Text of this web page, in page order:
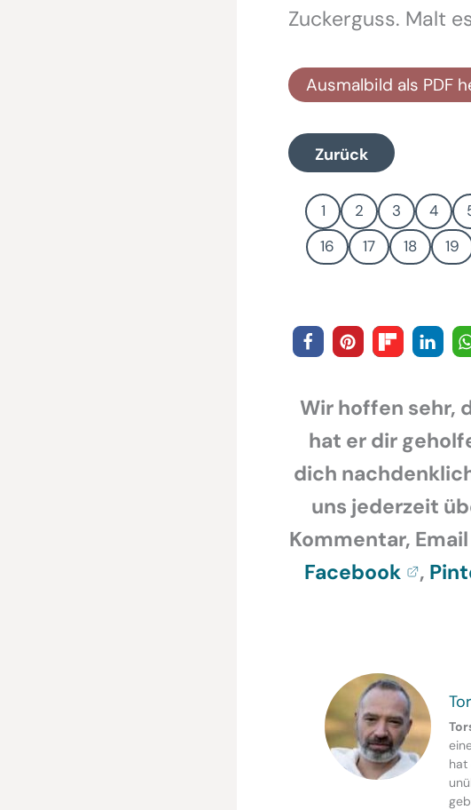
Zuckerguss. Malt
Ausmalbild als PDF
Zurück
1 2 3 4
16
17 18 19
Wir hoffen sehr,
hat er dir
dich
uns jederzeit
Kommentar,
Facebook
,
hat